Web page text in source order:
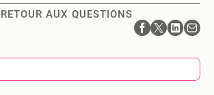
RETOUR AUX QUESTIONS